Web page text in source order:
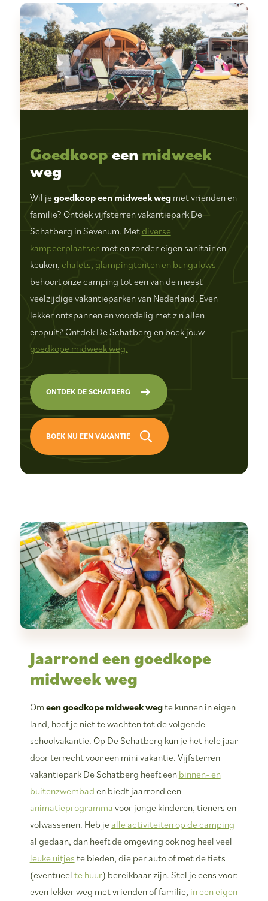
Goedkoopeen midweek
weg
Wil jegoedkoop een midweek wegmet vrienden en
familie? Ontdek vijfsterren vakantiepark De
Schatberg in Sevenum. Met diverse
kampeerplaatsen met en zonder eigen sanitair en
keuken, chalets, glampingtenten en bungalows
behoort onze camping tot een van de meest
veelzijdige vakantieparken van Nederland. Even
lekker ontspannen en voordelig met z'n allen
eropuit? Ontdek De Schatberg en boek jouw
goedkope midweek weg.
ONTDEK DE SCHATBERG
BOEK NU EEN VAKANTIE
Jaarrond een goedkope
midweek weg
Om een goedkope midweek wegte kunnen in eigen
land, hoef je niet te wachten tot de volgende
schoolvakantie. Op De Schatberg kun je het hele jaar
door terrecht voor een mini vakantie. Vijfsterren
vakantiepark De Schatberg heeft een binnen- en
buitenzwembad en biedt jaarrond een
animatieprogramma voor jonge kinderen, tieners en
volwassenen. Heb jealle activiteiten op de camping
al gedaan, dan heeft de omgeving ook nog heel veel
leuke uitjes te bieden, die per auto of met de fiets
(eventueel te huur) bereikbaar zijn. Stel je eens voor:
even lekker weg met vrienden of familie, in een eigen